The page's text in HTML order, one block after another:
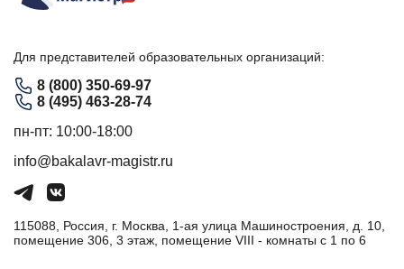
Для представителей образовательных организаций:
8 (800) 350-69-97
8 (495) 463-28-74
пн-пт: 10:00-18:00
info@bakalavr-magistr.ru
115088, Россия, г. Москва, 1-ая улица Машиностроения, д. 10,
помещение 306, 3 этаж, помещение VIII - комнаты с 1 по 6